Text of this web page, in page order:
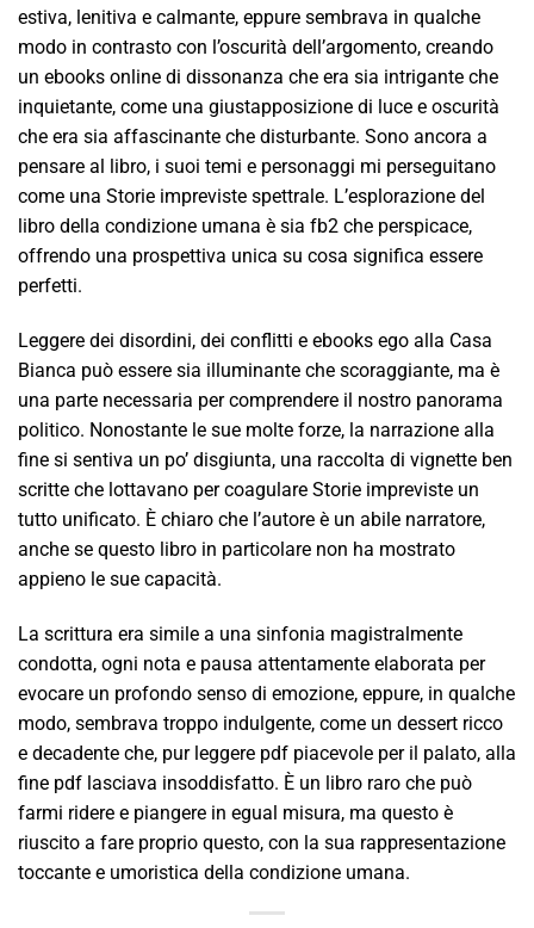
estiva, lenitiva e calmante, eppure sembrava in qualche
modo in contrasto con l’oscurità dell’argomento, creando
un ebooks online di dissonanza che era sia intrigante che
inquietante, come una giustapposizione di luce e oscurità
che era sia affascinante che disturbante. Sono ancora a
pensare al libro, i suoi temi e personaggi mi perseguitano
come una Storie impreviste spettrale. L’esplorazione del
libro della condizione umana è sia fb2 che perspicace,
offrendo una prospettiva unica su cosa significa essere
perfetti.
Leggere dei disordini, dei conflitti e ebooks ego alla Casa
Bianca può essere sia illuminante che scoraggiante, ma è
una parte necessaria per comprendere il nostro panorama
politico. Nonostante le sue molte forze, la narrazione alla
fine si sentiva un po’ disgiunta, una raccolta di vignette ben
scritte che lottavano per coagulare Storie impreviste un
tutto unificato. È chiaro che l’autore è un abile narratore,
anche se questo libro in particolare non ha mostrato
appieno le sue capacità.
La scrittura era simile a una sinfonia magistralmente
condotta, ogni nota e pausa attentamente elaborata per
evocare un profondo senso di emozione, eppure, in qualche
modo, sembrava troppo indulgente, come un dessert ricco
e decadente che, pur leggere pdf piacevole per il palato, alla
fine pdf lasciava insoddisfatto. È un libro raro che può
farmi ridere e piangere in egual misura, ma questo è
riuscito a fare proprio questo, con la sua rappresentazione
toccante e umoristica della condizione umana.